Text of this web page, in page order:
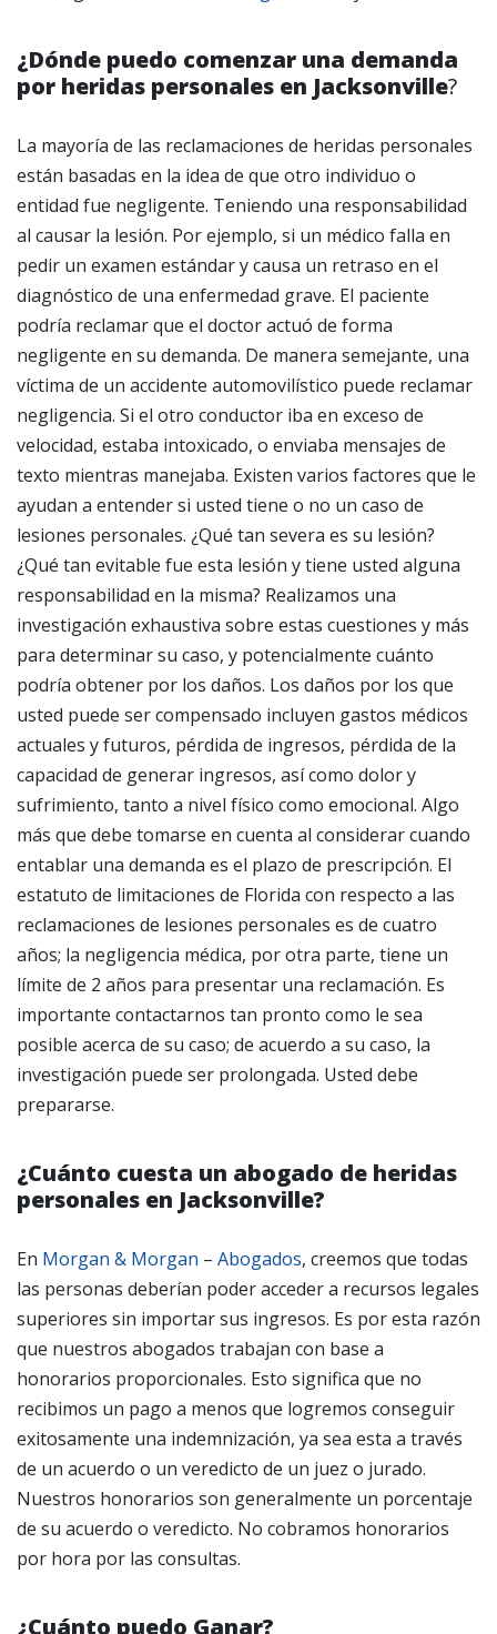
¿Dónde puedo comenzar una demanda
por heridas personales en Jacksonville?
La mayoría de las reclamaciones de heridas personales
están basadas en la idea de que otro individuo o
entidad fue negligente. Teniendo una responsabilidad
al causar la lesión. Por ejemplo, si un médico falla en
pedir un examen estándar y causa un retraso en el
diagnóstico de una enfermedad grave. El paciente
podría reclamar que el doctor actuó de forma
negligente en su demanda. De manera semejante, una
víctima de un accidente automovilístico puede reclamar
negligencia. Si el otro conductor iba en exceso de
velocidad, estaba intoxicado, o enviaba mensajes de
texto mientras manejaba. Existen varios factores que le
ayudan a entender si usted tiene o no un caso de
lesiones personales. ¿Qué tan severa es su lesión?
¿Qué tan evitable fue esta lesión y tiene usted alguna
responsabilidad en la misma? Realizamos una
investigación exhaustiva sobre estas cuestiones y más
para determinar su caso, y potencialmente cuánto
podría obtener por los daños. Los daños por los que
usted puede ser compensado incluyen gastos médicos
actuales y futuros, pérdida de ingresos, pérdida de la
capacidad de generar ingresos, así como dolor y
sufrimiento, tanto a nivel físico como emocional. Algo
más que debe tomarse en cuenta al considerar cuando
entablar una demanda es el plazo de prescripción. El
estatuto de limitaciones de Florida con respecto a las
reclamaciones de lesiones personales es de cuatro
años; la negligencia médica, por otra parte, tiene un
límite de 2 años para presentar una reclamación. Es
importante contactarnos tan pronto como le sea
posible acerca de su caso; de acuerdo a su caso, la
investigación puede ser prolongada. Usted debe
prepararse.
¿Cuánto cuesta un abogado de heridas
personales en Jacksonville?
En Morgan & Morgan – Abogados, creemos que todas
las personas deberían poder acceder a recursos legales
superiores sin importar sus ingresos. Es por esta razón
que nuestros abogados trabajan con base a
honorarios proporcionales. Esto significa que no
recibimos un pago a menos que logremos conseguir
exitosamente una indemnización, ya sea esta a través
de un acuerdo o un veredicto de un juez o jurado.
Nuestros honorarios son generalmente un porcentaje
de su acuerdo o veredicto. No cobramos honorarios
por hora por las consultas.
¿Cuánto puedo Ganar?